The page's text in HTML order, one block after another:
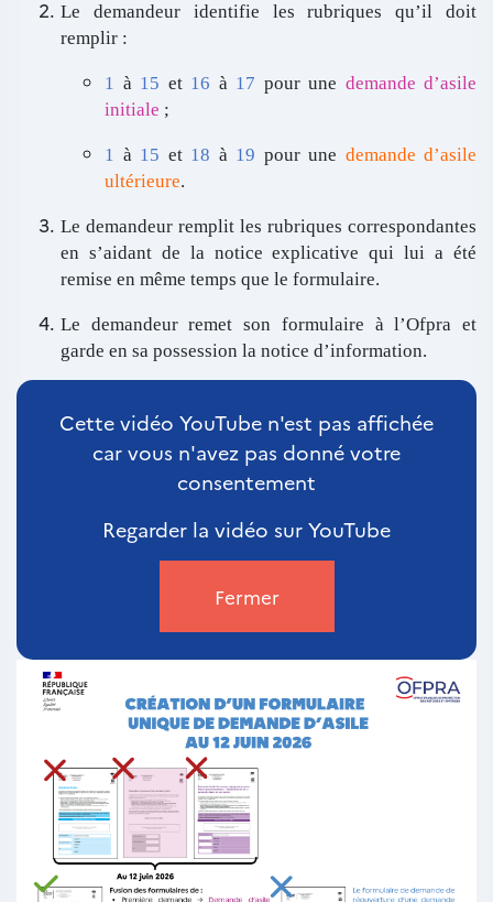
Le demandeur identifie les rubriques qu’il doit
remplir :
1 à 15 et 16 à 17 pour une demande d’asile
initiale ;
1 à 15 et 18 à 19 pour une demande d’asile
ultérieure.
Le demandeur remplit les rubriques correspondantes
en s’aidant de la notice explicative qui lui a été
remise en même temps que le formulaire.
Le demandeur remet son formulaire à l’Ofpra et
garde en sa possession la notice d’information.
Cette vidéo YouTube n'est pas affichée
car vous n'avez pas donné votre
consentement
Regarder la vidéo sur YouTube
Fermer